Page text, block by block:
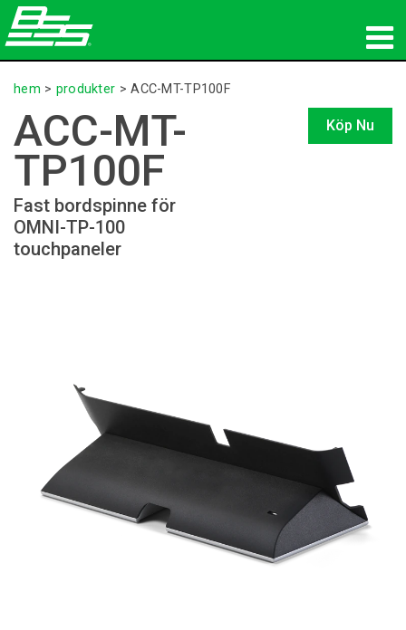
produkter
Nätverksljud
var man kan köpa
nyheter
utbildning
hem > produkter >ACC-MT-TP100F
ACC-MT-
TP100F
Fast bordspinne för
OMNI-TP-100
touchpaneler
Köp Nu